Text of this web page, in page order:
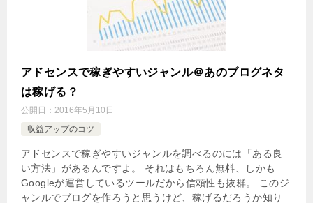
アドセンスで稼ぎやすいジャンル＠あのブログネタ
は稼げる？
公開日： 2016年5月10日
収益アップのコツ
アドセンスで稼ぎやすいジャンルを調べるのには「ある良
い方法」があるんですよ。 それはもちろん無料、しかも
Googleが運営しているツールだから信頼性も抜群。 このジ
ャンルでブログを作ろうと思うけど、稼げるだろうか知り